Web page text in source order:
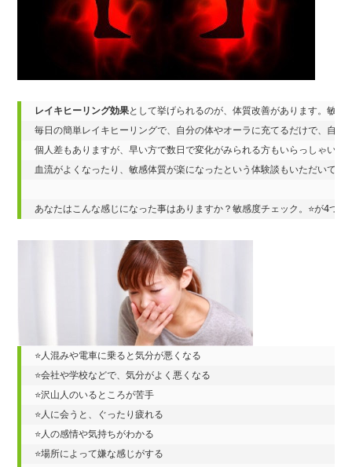
レイキヒーリング効果として挙げられるのが、体質改善があります。敏
毎日の簡単レイキヒーリングで、自分の体やオーラに充てるだけで、自然
個人差もありますが、早い方で数日で変化がみられる方もいらっしゃい
血流がよくなったり、敏感体質が楽になったという体験談もいただいてい
あなたはこんな感じになった事はありますか？敏感度チェック。⭐️が4つ
⭐️人混みや電車に乗ると気分が悪くなる
⭐️会社や学校などで、気分がよく悪くなる
⭐️沢山人のいるところが苦手
⭐️人に会うと、ぐったり疲れる
⭐️人の感情や気持ちがわかる
⭐️場所によって嫌な感じがする